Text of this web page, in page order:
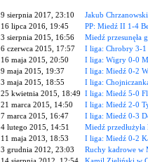
9 sierpnia 2017, 23:10
Jakub
16 lipca 2016, 19:45
PP: Miedź II 1-4
3 sierpnia 2015, 16:56
Miedź przesunęła
6 czerwca 2015, 17:57
I liga: Chrobry 3-1
16 maja 2015, 20:50
I liga: Wigry 0-0
9 maja 2015, 19:37
I liga: Miedź 0-2
3 maja 2015, 18:55
I liga:
25 kwietnia 2015, 18:49 I liga: Miedź 5-0
21 marca 2015, 14:50
I liga: Miedź 2-0
7 marca 2015, 16:47
I liga: Miedź 0-3
4 lutego 2015, 14:51
Miedź
11 maja 2013, 18:53
I liga: Miedź 0-2
3 grudnia 2012, 23:03
Ruchy kadrowe w